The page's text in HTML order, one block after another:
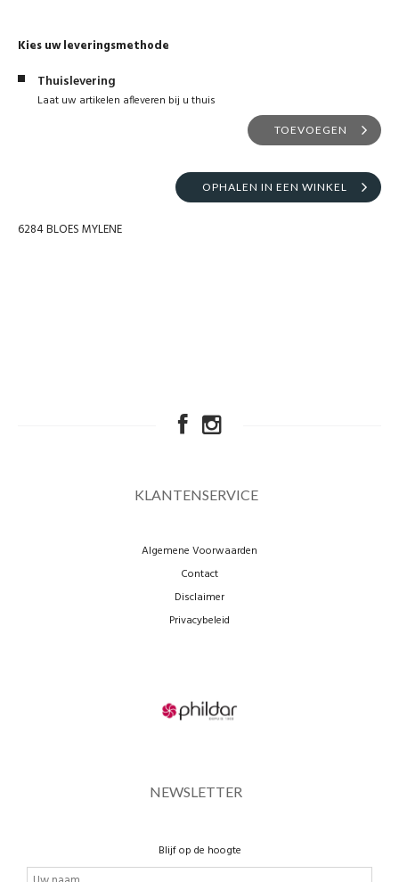
Kies uw leveringsmethode
Thuislevering
Laat uw artikelen afleveren bij u thuis
TOEVOEGEN
OPHALEN IN EEN WINKEL
6284 BLOES MYLENE
KLANTENSERVICE
Algemene Voorwaarden
Contact
Disclaimer
Privacybeleid
NEWSLETTER
Blijf op de hoogte